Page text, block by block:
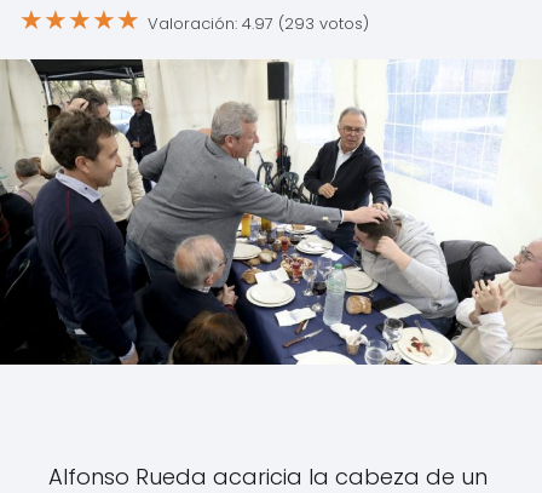
★★★★★ Valoración: 4.97 (293 votos)
Alfonso Rueda acaricia la cabeza de un